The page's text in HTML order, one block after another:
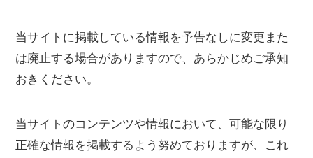
当サイトに掲載している情報を予告なしに変更また
は廃止する場合がありますので、あらかじめご承知
おきください。
当サイトのコンテンツや情報において、可能な限り
正確な情報を掲載するよう努めておりますが、これ